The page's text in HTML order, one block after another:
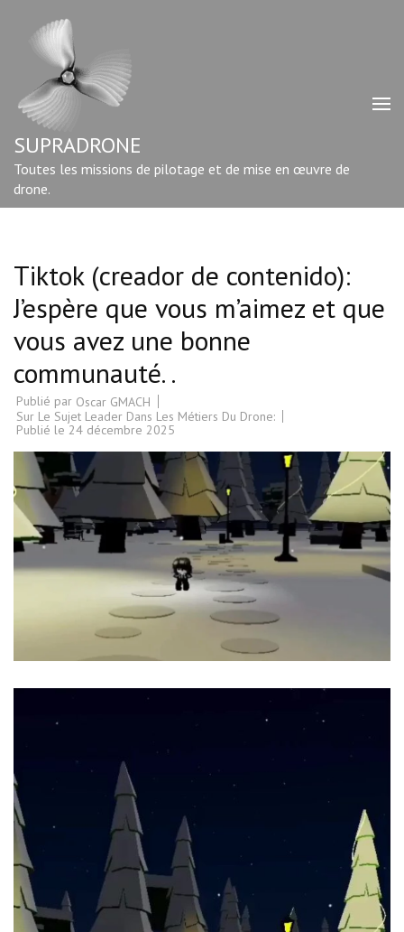
contenu
Entrée)
SUPRADRONE
Toutes les missions de pilotage et de mise en œuvre de
drone.
Tiktok (creador de contenido):
J’espère que vous m’aimez et que
vous avez une bonne
communauté. .
Publié par Oscar GMACH
Sur Le Sujet Leader Dans Les Métiers Du Drone:
Publié le 24 décembre 2025